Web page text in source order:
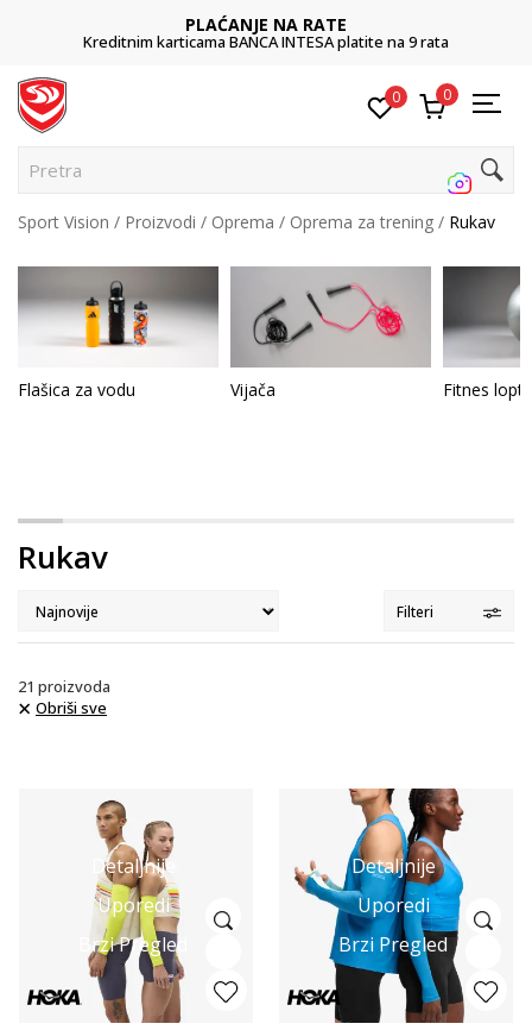
POZOVITE NAS
011 422 1422
0 0
Pretraži sajt.
Sport Vision Proizvodi Oprema Oprema za trening Rukav
Flašica za vodu Vijača Fitnes lopta
Rukav
Filteri
21 proizvoda
Obriši sve
Detaljnije
Uporedi
Brzi Pregled
Detaljnije
Uporedi
Brzi Pregled